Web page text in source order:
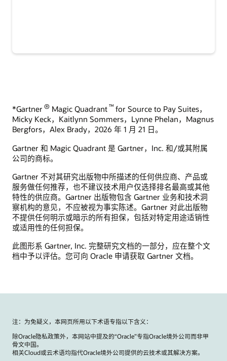
*Gartner ® Magic Quadrant™ for Source to Pay Suites，
Micky Keck，Kaitlynn Sommers，Lynne Phelan，Magnus
Bergfors，Alex Brady，2026 年 1 月 21 日。
Gartner 和 Magic Quadrant 是 Gartner，Inc. 和/或其附属
公司的商标。
Gartner 不对其研究出版物中所描述的任何供应商、产品或
服务做任何推荐，也不建议技术用户仅选择排名最高或其他
特性的供应商。Gartner 出版物包含 Gartner 业务和技术洞
察机构的意见，不应被视为事实陈述。Gartner 对此出版物
不提供任何明示或暗示的所有担保，包括对特定用途适销性
或适用性的任何担保。
此图形系 Gartner, Inc. 完整研究文档的一部分，应在整个文
档中予以评估。您可向 Oracle 申请获取 Gartner 文档。
注：为免疑义，本网页所用以下术语专指以下含义：
除Oracle隐私政策外，本网站中提及的“Oracle”专指Oracle境外公司而非甲
骨文中国。
相关Cloud或云术语均指代Oracle境外公司提供的云技术或其解决方案。